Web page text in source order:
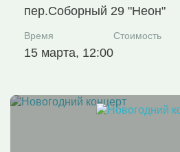
пер.Соборный 29 "Неон"
Время
15 марта, 12:00
Стоимость